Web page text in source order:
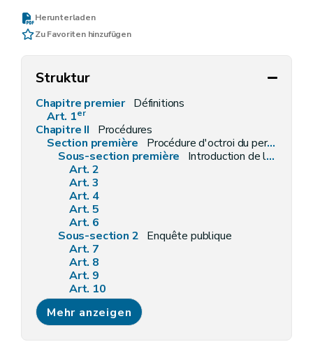
Herunterladen
Zu Favoriten hinzufügen
Struktur
Chapitre premier Définitions
Art. 1er
Chapitre II
Procédures
Section première
Procédure d'octroi du permis d'environnement
Sous-section première
Introduction de la demande
Art. 2
Art. 3
Art. 4
Art. 5
Art. 6
Sous-section 2 Enquête publique
Art. 7
Art. 8
Art. 9
Art. 10
Art. 11
Art. 12
Art. 13
Mehr anzeigen